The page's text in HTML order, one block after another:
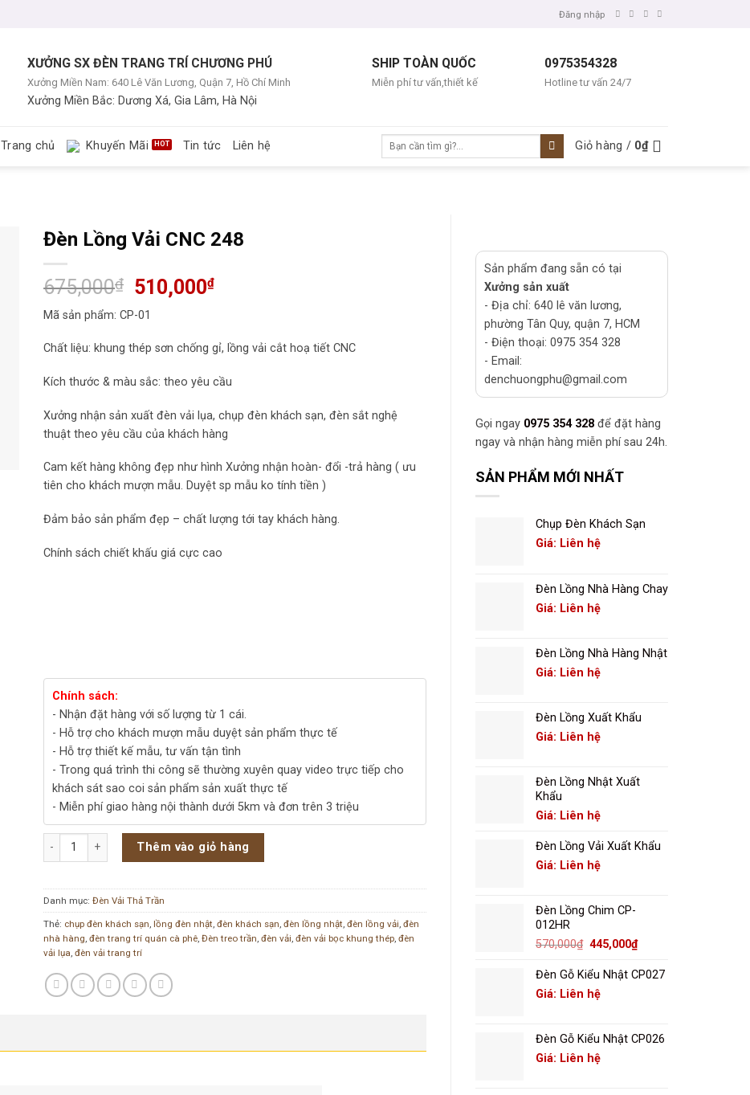
Đăng nhập
XƯỞNG SX ĐÈN TRANG TRÍ CHƯƠNG PHÚ
Xưởng Miền Nam: 640 Lê Văn Lương, Quận 7, Hồ Chí Minh
Xưởng Miền Bắc: Dương Xá, Gia Lâm, Hà Nội
SHIP TOÀN QUỐC
Miễn phí tư vấn,thiết kế
0975354328
Hotline tư vấn 24/7
Trang chủ Khuyến Mãi Tin tức Liên hệ
Tìm
kiếm:
Giỏ hàng / 0₫
Sản phẩm đang sẵn có tại
Xưởng sản xuất
- Địa chỉ: 640 lê văn lương,
phường Tân Quy, quận 7, HCM
- Điện thoại: 0975 354 328
- Email:
denchuongphu@gmail.com
Gọi ngay 0975 354 328 để đặt hàng
ngay và nhận hàng miễn phí sau 24h.
SẢN PHẨM MỚI NHẤT
Chụp Đèn Khách Sạn
Giá: Liên hệ
Đèn Lồng Nhà Hàng Chay
Giá: Liên hệ
Đèn Lồng Nhà Hàng Nhật
Giá: Liên hệ
Đèn Lồng Xuất Khẩu
Giá: Liên hệ
Đèn Lồng Nhật Xuất
Khẩu
Giá: Liên hệ
Đèn Lồng Vải Xuất Khẩu
Giá: Liên hệ
Đèn Lồng Chim CP-
012HR
570,000₫ Giá
là:
570,000₫.
445,000₫Giá
tại
Đèn Gỗ Kiểu Nhật CP027
Giá: Liên hệ
Đèn Gỗ Kiểu Nhật CP026
Giá: Liên hệ
Đèn Lồng Vải CNC 248
675,000₫
Giá
là:
510,000₫Giá
510,000₫.
Mã sản phẩm: CP-01
Chất liệu: khung thép sơn chống gỉ, lồng vải cắt hoạ tiết CNC
Kích thước & màu sắc: theo yêu cầu
Xưởng nhận sản xuất đèn vải lụa, chụp đèn khách sạn, đèn sắt nghệ
thuật theo yêu cầu của khách hàng
Cam kết hàng không đẹp như hình Xưởng nhận hoàn- đổi -trả hàng ( ưu
tiên cho khách mượn mẫu. Duyệt sp mẫu ko tính tiền )
Đảm bảo sản phẩm đẹp – chất lượng tới tay khách hàng.
Chính sách chiết khấu giá cực cao
Chính sách:
- Nhận đặt hàng với số lượng từ 1 cái.
- Hỗ trợ cho khách mượn mẫu duyệt sản phẩm thực tế
- Hỗ trợ thiết kế mẫu, tư vấn tận tình
- Trong quá trình thi công sẽ thường xuyên quay video trực tiếp cho
khách sát sao coi sản phẩm sản xuất thực tế
- Miễn phí giao hàng nội thành dưới 5km và đơn trên 3 triệu
Đèn Lồng Vải CNC 248 số lượng
Thêm vào giỏ hàng
Danh mục:Đèn Vải Thả Trần
Thẻ: chụp đèn khách sạn,lồng đèn nhật,đèn khách sạn,đèn lồng nhật,đèn lồng vải,đèn
nhà hàng,đèn trang trí quán cà phê,Đèn treo trần,đèn vải,đèn vải bọc khung thép,đèn
vải lụa,đèn vải trang trí